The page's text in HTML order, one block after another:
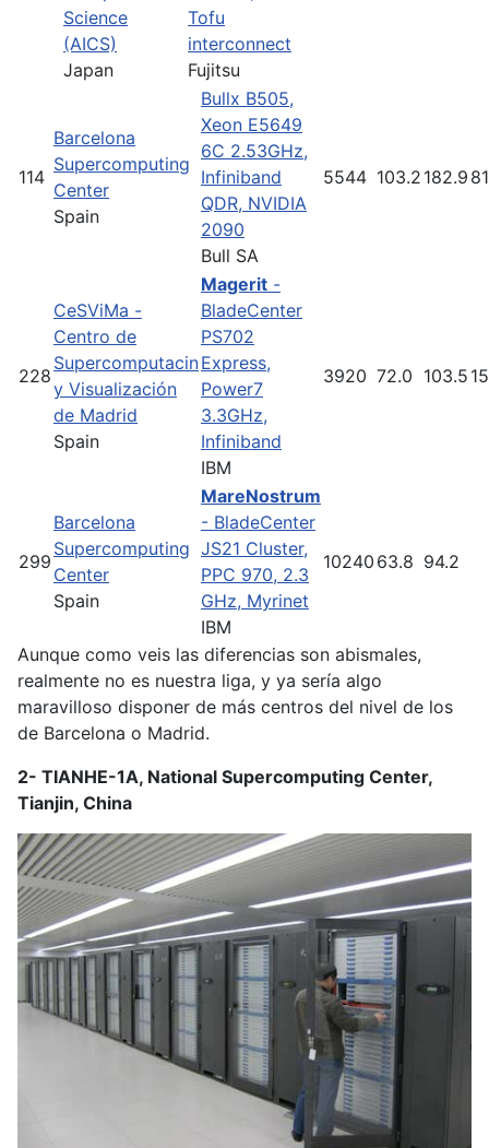
Science
(AICS)
Japan
Tofu
interconnect
Fujitsu
114
Barcelona
Supercomputing
Center
Spain
Bullx B505,
Xeon E5649
6C 2.53GHz,
Infiniband
QDR, NVIDIA
2090
Bull SA
5544 103.2 182.9
228
CeSViMa -
Centro de
Supercomputacin
y Visualización
de Madrid
Spain
Magerit -
BladeCenter
PS702
Express,
Power7
3.3GHz,
Infiniband
IBM
3920 72.0 103.5
299
Barcelona
Supercomputing
Center
Spain
MareNostrum
- BladeCenter
JS21 Cluster,
PPC 970, 2.3
GHz, Myrinet
IBM
10240 63.8 94.2
Aunque como veis las diferencias son abismales,
realmente no es nuestra liga, y ya sería algo
maravilloso disponer de más centros del nivel de los
de Barcelona o Madrid.
2- TIANHE-1A, National Supercomputing Center,
Tianjin, China